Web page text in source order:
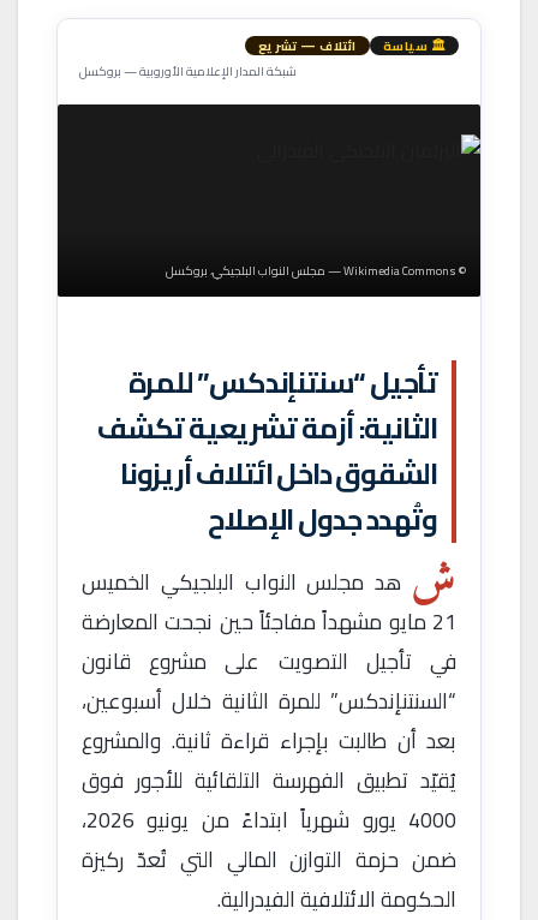
🏛 سياسة ائتلاف — تشريع
شبكة المدار الإعلامية الأوروبية — بروكسل
© Wikimedia Commons — مجلس النواب البلجيكي، بروكسل
تأجيل “سنتنإندكس” للمرة
الثانية: أزمة تشريعية تكشف
الشقوق داخل ائتلاف أريزونا
وتُهدد جدول الإصلاح
ش هد مجلس النواب البلجيكي الخميس
21 مايو مشهداً مفاجئاً حين نجحت المعارضة
في تأجيل التصويت على مشروع قانون
“السنتنإندكس” للمرة الثانية خلال أسبوعين،
بعد أن طالبت بإجراء قراءة ثانية. والمشروع
يُقيّد تطبيق الفهرسة التلقائية للأجور فوق
4000 يورو شهرياً ابتداءً من يونيو 2026،
ضمن حزمة التوازن المالي التي تُعدّ ركيزة
الحكومة الائتلافية الفيدرالية.